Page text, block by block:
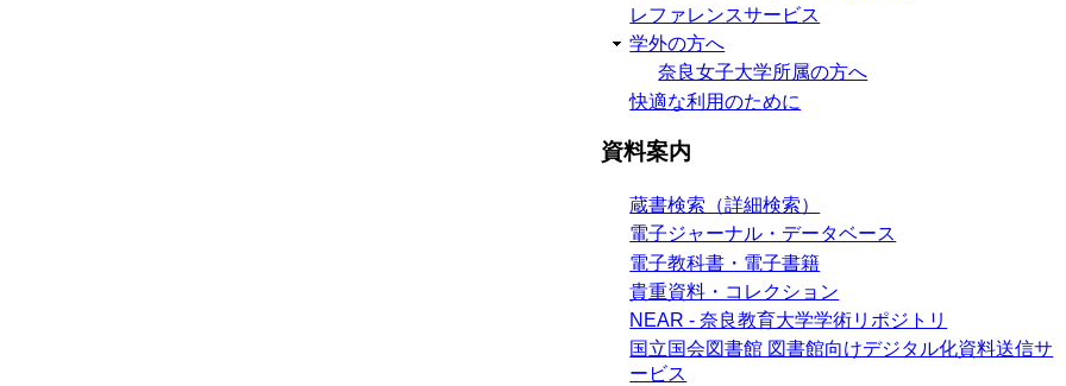
レファレンスサービス
学外の方へ
奈良女子大学所属の方へ
快適な利用のために
資料案内
蔵書検索（詳細検索）
電子ジャーナル・データベース
電子教科書・電子書籍
貴重資料・コレクション
NEAR - 奈良教育大学学術リポジトリ
国立国会図書館 図書館向けデジタル化資料送信サ
ービス